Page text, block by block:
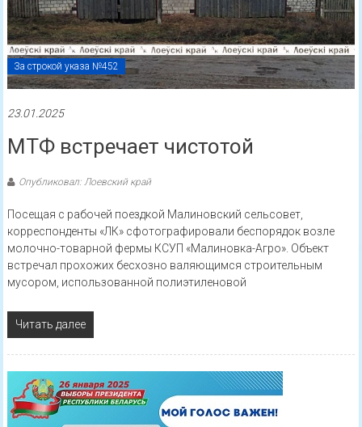
За строкой указа №452
23.01.2025
МТФ встречает чистотой
Опубликовал: Лоевский край
Посещая с рабочей поездкой Малиновский сельсовет,
корреспонденты «ЛК» сфотографировали беспорядок возле
молочно-товарной фермы КСУП «Малиновка-Агро». Объект
встречал прохожих бесхозно валяющимся строительным
мусором, использованной полиэтиленовой
Читать далее